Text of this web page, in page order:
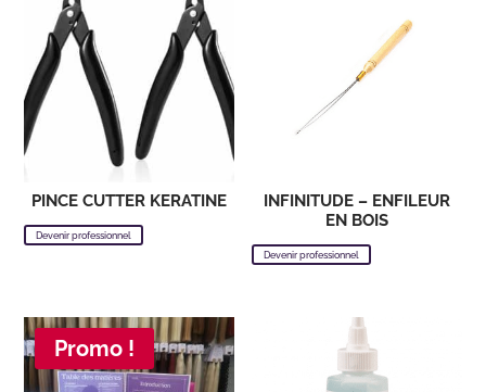
PINCE CUTTER KERATINE
Devenir professionnel
INFINITUDE – ENFILEUR
EN BOIS
Devenir professionnel
Promo !